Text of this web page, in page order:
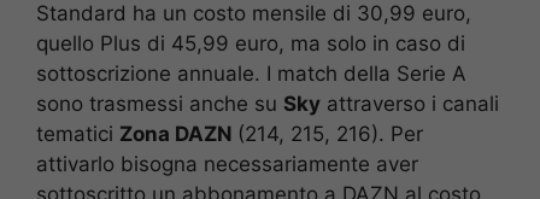
Standard ha un costo mensile di 30,99 euro,
quello Plus di 45,99 euro, ma solo in caso di
sottoscrizione annuale. I match della Serie A
sono trasmessi anche su Sky attraverso i canali
tematici Zona DAZN (214, 215, 216). Per
attivarlo bisogna necessariamente aver